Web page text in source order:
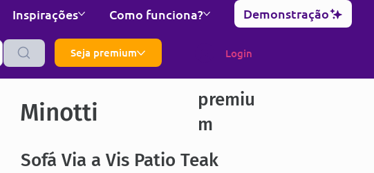
Inspirações Como funciona? Demonstração
Seja premium Login
Minotti
premiu
m
Sofá Via a Vis Patio Teak